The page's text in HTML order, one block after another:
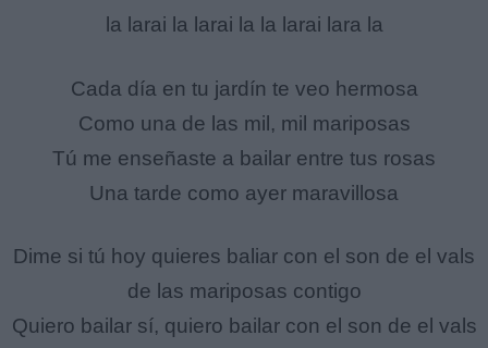
la larai la larai la la larai lara la
Cada día en tu jardín te veo hermosa
Como una de las mil, mil mariposas
Tú me enseñaste a bailar entre tus rosas
Una tarde como ayer maravillosa
Dime si tú hoy quieres baliar con el son de el vals
de las mariposas contigo
Quiero bailar sí, quiero bailar con el son de el vals